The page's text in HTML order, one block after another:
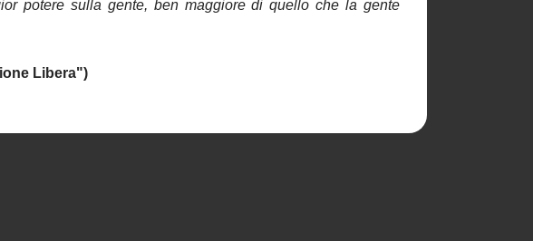
potere sulla gente, ben maggiore di quello che la gente
Libera")